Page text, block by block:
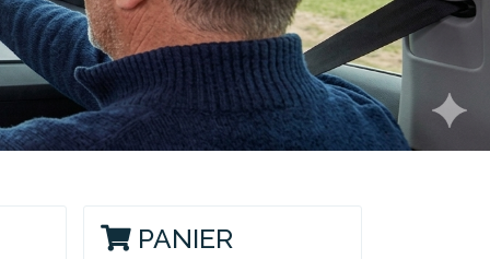
PANIER